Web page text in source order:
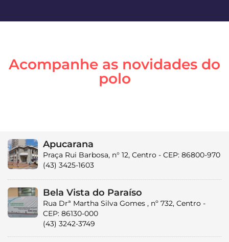
Acompanhe as novidades do
polo
Apucarana
Praça Rui Barbosa, n° 12, Centro - CEP: 86800-970
(43) 3425-1603
Bela Vista do Paraíso
Rua Drª Martha Silva Gomes , nº 732, Centro -
CEP: 86130-000
(43) 3242-3749